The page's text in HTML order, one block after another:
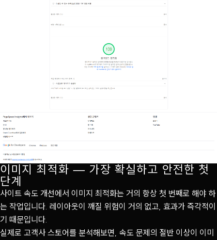
이미지 최적화 — 가장 확실하고 안전한 첫
단계
사이트 속도 개선에서 이미지 최적화는 거의 항상 첫 번째로 해야 하
는 작업입니다. 레이아웃이 깨질 위험이 거의 없고, 효과가 즉각적이
기 때문입니다.
실제로 고객사 스토어를 분석해보면, 속도 문제의 절반 이상이 이미